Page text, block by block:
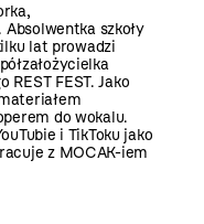
szkoły
lat prowadzi
FEST. Jako
do wokalu.
i TikToku jako
z MOCAK-iem